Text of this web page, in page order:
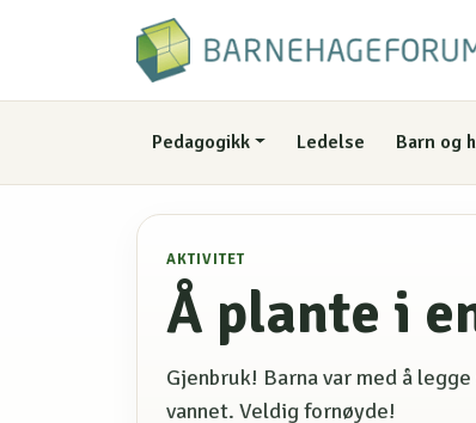
Pedagogikk Ledelse Barn og
AKTIVITET
Å plante i
Gjenbruk! Barna var med å
vannet. Veldig fornøyde!